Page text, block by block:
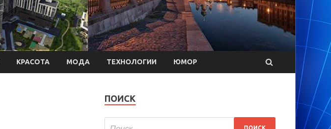
КРАСОТА МОДА ТЕХНОЛОГИИ ЮМОР
ПОИСК